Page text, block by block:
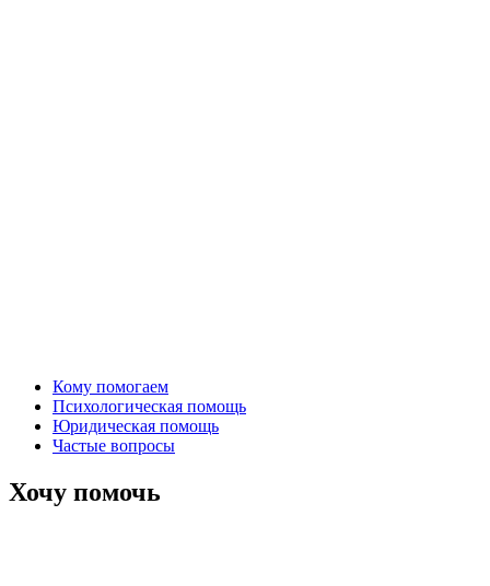
Кому помогаем
Психологическая помощь
Юридическая помощь
Частые вопросы
Хочу помочь